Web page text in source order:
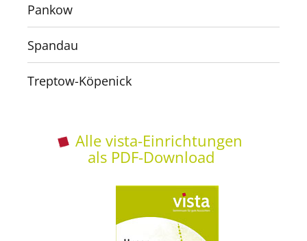
Pankow
Spandau
Treptow-Köpenick
Alle vista-Einrichtungen
als PDF-Download